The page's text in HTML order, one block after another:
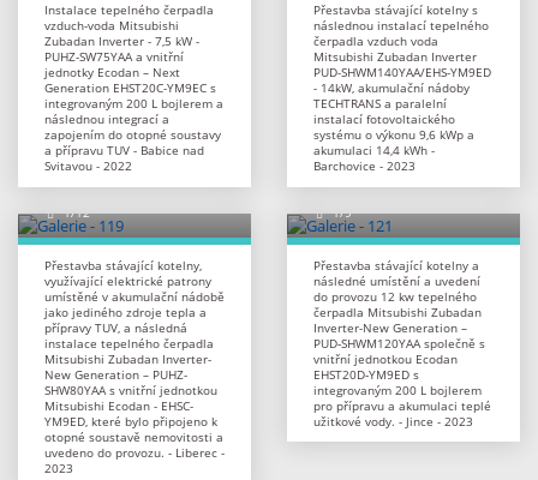
Instalace tepelného čerpadla
vzduch-voda Mitsubishi
Zubadan Inverter - 7,5 kW -
PUHZ-SW75YAA a vnitřní
jednotky Ecodan – Next
Generation EHST20C-YM9EC s
integrovaným 200 L bojlerem a
následnou integrací a
zapojením do otopné soustavy
a přípravu TUV - Babice nad
Svitavou - 2022
Přestavba stávající kotelny s
následnou instalací tepelného
čerpadla vzduch voda
Mitsubishi Zubadan Inverter
PUD-SHWM140YAA/EHS-YM9ED
- 14kW, akumulační nádoby
TECHTRANS a paralelní
instalací fotovoltaického
systému o výkonu 9,6 kWp a
akumulaci 14,4 kWh -
Barchovice - 2023
Přestavba stávající kotelny,
využívající elektrické patrony
umístěné v akumulační nádobě
jako jediného zdroje tepla a
přípravy TUV, a následná
instalace tepelného čerpadla
Mitsubishi Zubadan Inverter-
New Generation – PUHZ-
SHW80YAA s vnitřní jednotkou
Mitsubishi Ecodan - EHSC-
YM9ED, které bylo připojeno k
otopné soustavě nemovitosti a
uvedeno do provozu. - Liberec -
2023
Přestavba stávající kotelny a
následné umístění a uvedení
do provozu 12 kw tepelného
čerpadla Mitsubishi Zubadan
Inverter-New Generation –
PUD‐SHWM120YAA společně s
vnitřní jednotkou Ecodan
EHST20D‐YM9ED s
integrovaným 200 L bojlerem
pro přípravu a akumulaci teplé
užitkové vody. - Jince - 2023